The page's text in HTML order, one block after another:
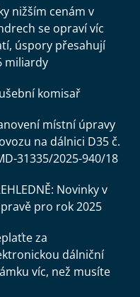
nižším cenám v
se opraví víc
úspory přesahují
miliardy
komisař
místní úpravy
na dálnici D35 č.
31335/2025-940/18
Novinky v
pro rok 2025
za
dálniční
víc, než musíte